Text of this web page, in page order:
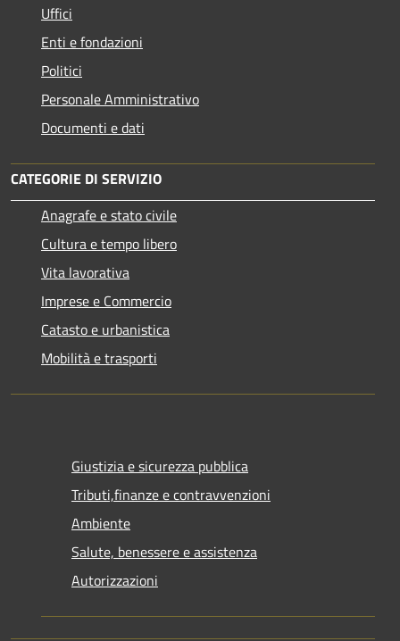
Uffici
Enti e fondazioni
Politici
Personale Amministrativo
Documenti e dati
CATEGORIE DI SERVIZIO
Anagrafe e stato civile
Cultura e tempo libero
Vita lavorativa
Imprese e Commercio
Catasto e urbanistica
Mobilità e trasporti
Giustizia e sicurezza pubblica
Tributi,finanze e contravvenzioni
Ambiente
Salute, benessere e assistenza
Autorizzazioni